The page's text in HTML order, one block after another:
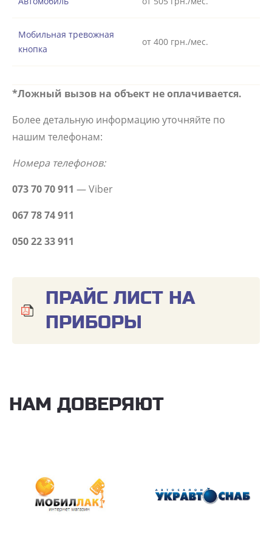
Мобильная тревожная
кнопка
от 400 грн./мес.
*Ложный вызов на объект не оплачивается.
Более детальную информацию уточняйте по
нашим телефонам:
Номера телефонов:
073 70 70 911 — Viber
067 78 74 911
050 22 33 911
ПРАЙС ЛИСТ НА
ПРИБОРЫ
НАМ ДОВЕРЯЮТ